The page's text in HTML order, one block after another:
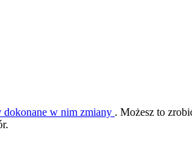
dokonane w nim zmiany . Możesz to